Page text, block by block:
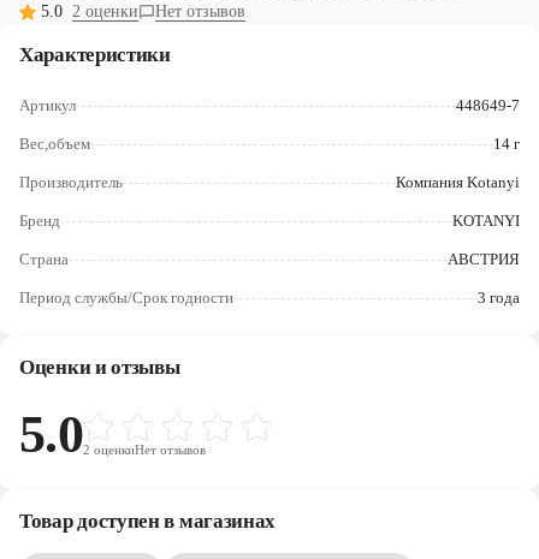
Коряжма
Котлас
Новодвинск
Северодвинск
Череповец
Ярославль
5.0 2 оценки Нет отзывов
Характеристики
Артикул 448649-7
Вес,объем 14 г
Производитель Компания Kotanyi
Бренд KOTANYI
Страна АВСТРИЯ
Период службы/Срок годности 3 года
Оценки и отзывы
5.02 оценкиНет отзывов
Товар доступен в магазинах